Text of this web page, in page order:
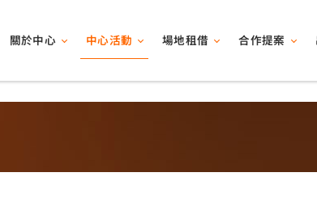
關於中心 中心活動 場地租借 合作提案